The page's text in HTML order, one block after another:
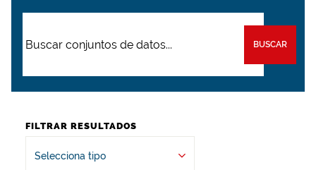
BUSCAR
FILTRAR RESULTADOS
Selecciona tipo